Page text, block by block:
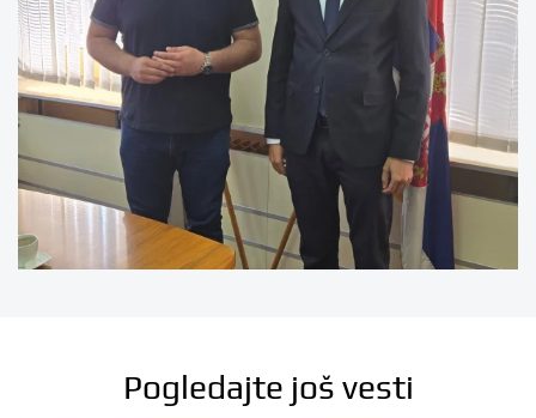
Pogledajte još vesti